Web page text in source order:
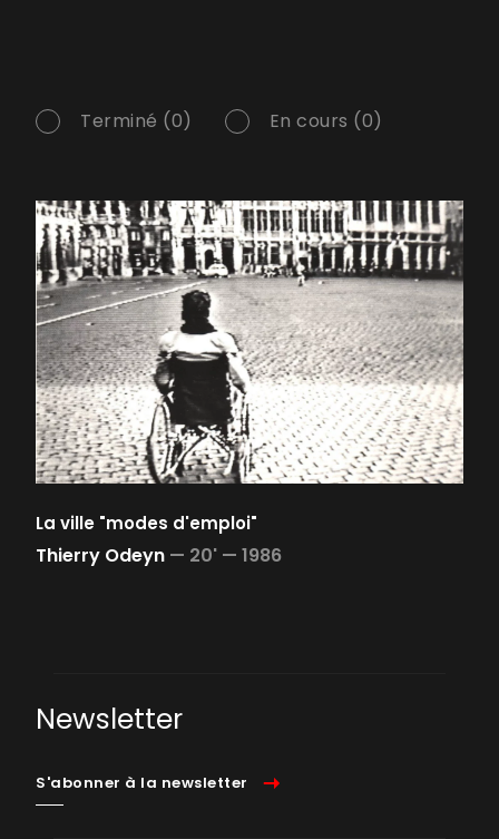
Terminé (0) En cours (0)
La ville "modes d'emploi"
Thierry Odeyn — 20' — 1986
Newsletter
S'abonner à la newsletter